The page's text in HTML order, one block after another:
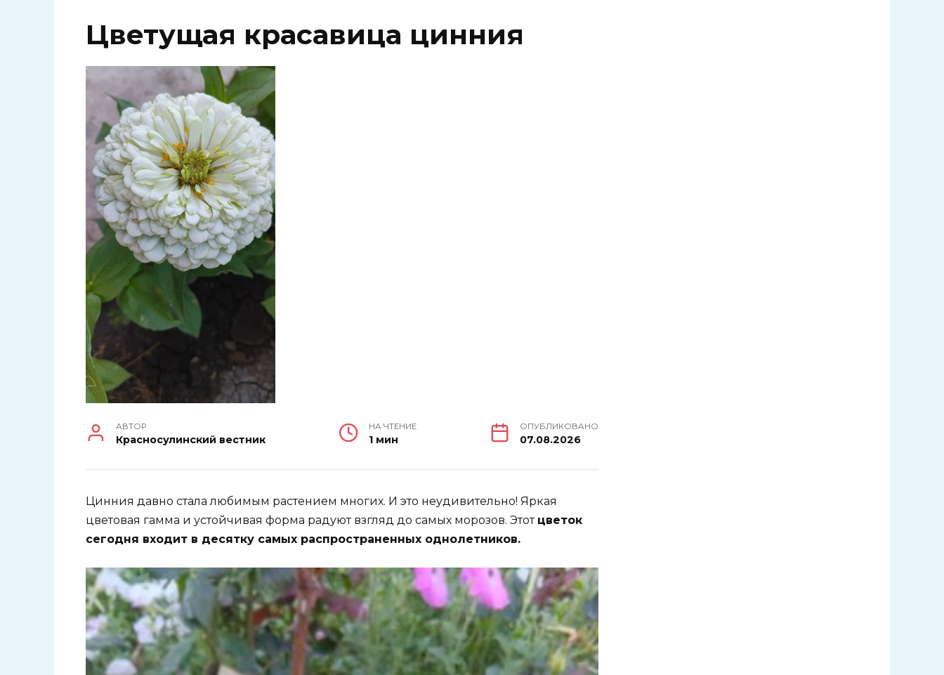
Цветущая красавица цинния
АВТОР
Красносулинский вестник
НА ЧТЕНИЕ
1 мин
ОПУБЛИКОВАНО
07.08.2026
Цинния давно стала любимым растением многих. И это неудивительно! Яркая
цветовая гамма и устойчивая форма радуют взгляд до самых морозов. Этот цветок
сегодня входит в десятку самых распространенных однолетников.